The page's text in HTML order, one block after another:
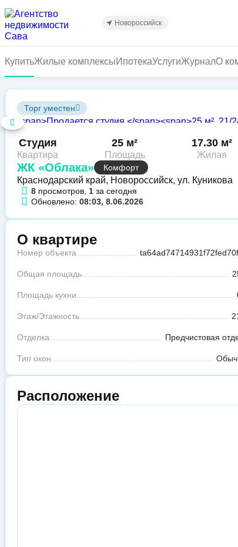
основному
содержанию
Новороссийск
КупитьЖилые комплексыИпотекаУслугиЖурналО
Торг уместен
Студия
Квартира
25 м²
Площадь
17.30 м²
Жилая
ЖК «Облака» Комфорт
Краснодарский край, Новороссийск, ул. Куникова
8 просмотров, 1 за сегодня
Обновлено: 08:03, 8.06.2026
О квартире
Номер объекта
Общая площадь
Площадь кухни
Этаж/Этажность
Отделка Предчистовая
Тип окон
Расположение